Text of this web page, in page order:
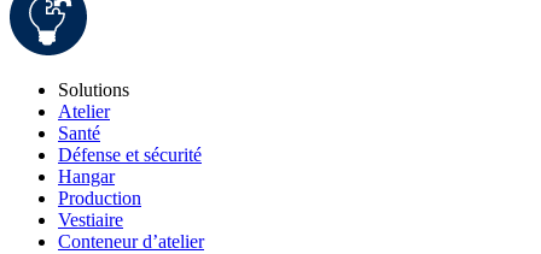
Solutions
Atelier
Santé
Défense et sécurité
Hangar
Production
Vestiaire
Conteneur d’atelier